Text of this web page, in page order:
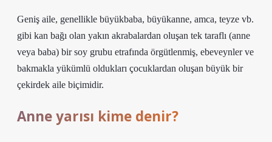
Geniş aile, genellikle büyükbaba, büyükanne, amca, teyze vb.
gibi kan bağı olan yakın akrabalardan oluşan tek taraflı (anne
veya baba) bir soy grubu etrafında örgütlenmiş, ebeveynler ve
bakmakla yükümlü oldukları çocuklardan oluşan büyük bir
çekirdek aile biçimidir.
Anne yarısı kime denir?